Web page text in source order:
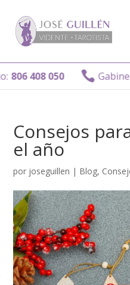
408 050  Gabinete
Consejos
el año
por joseguillen | Blog,